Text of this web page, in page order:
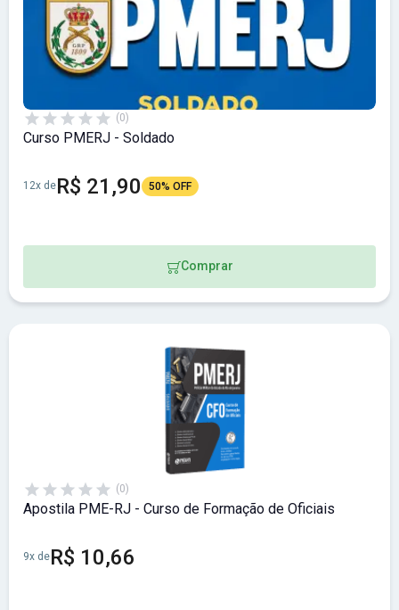
(0)
Curso PMERJ - Soldado
12x deR$ 21,90 50% OFF
Comprar
(0)
Apostila PME-RJ - Curso de Formação de Oficiais
9x deR$ 10,66